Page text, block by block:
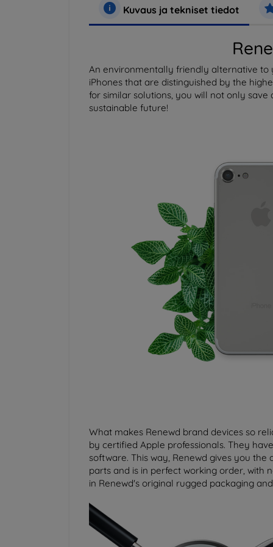
Kuvaus ja tekniset tiedot
An environmentally friendly alternative to
iPhones that are distinguished by the
for similar solutions, you will not only
sustainable future!
What makes Renewd brand devices so
by certified Apple professionals. They
software. This way, Renewd gives you
parts and is in perfect working order, with
in Renewd's original rugged packaging